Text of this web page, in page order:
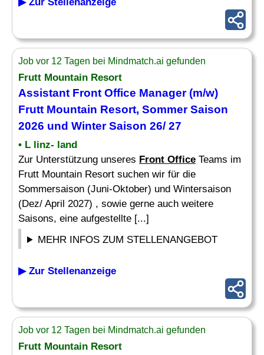
Job vor 12 Tagen bei Mindmatch.ai gefunden
Frutt Mountain Resort
Assistant Front Office Manager (m/w)
Frutt Mountain Resort, Sommer Saison
2026 und Winter Saison 26/ 27
• L linz- land
Zur Unterstützung unseres Front Office Teams im
Frutt Mountain Resort suchen wir für die
Sommersaison (Juni-Oktober) und Wintersaison
(Dez/ April 2027) , sowie gerne auch weitere
Saisons, eine aufgestellte [...]
MEHR INFOS ZUM STELLENANGEBOT
▶ Zur Stellenanzeige
Job vor 12 Tagen bei Mindmatch.ai gefunden
Frutt Mountain Resort